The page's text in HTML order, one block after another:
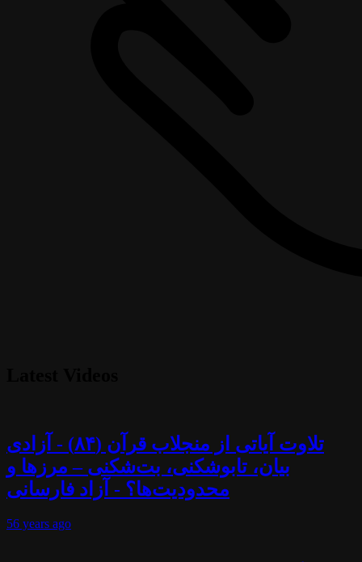
تلاوت آیاتی از منجلاب قرآن (۸۴) - آزادی
بیان، تابوشکنی، بت‌شکنی – مرزها و
محدودیت‌ها؟ - آزاد فارسانی
56 years ago